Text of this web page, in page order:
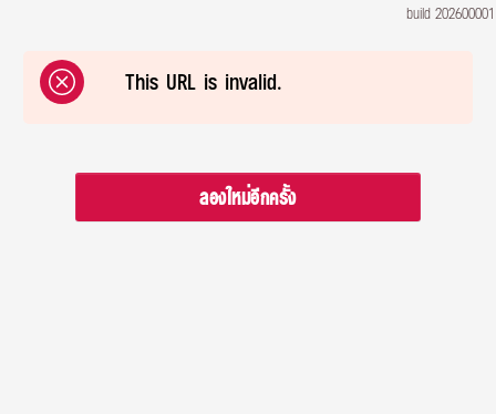
build 202600001
This URL is invalid.
ลองใหม่อีกครั้ง